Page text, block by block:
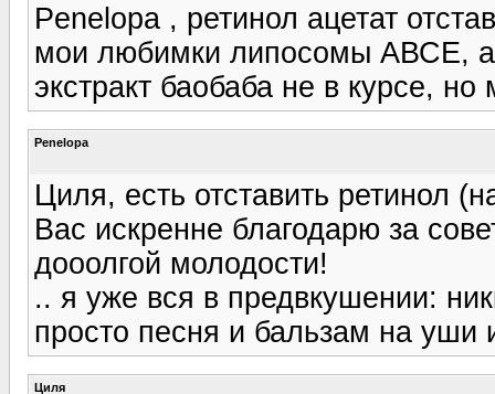
Penelopa , ретинол ацетат
мои любимки липосомы АВСЕ, а
экстракт баобаба не в курсе,
Penelopa
Циля, есть отставить ретинол
Вас искренне благодарю за
дооолгой молодости!
.. я уже вся в предвкушении:
просто песня и бальзам на уши
Циля